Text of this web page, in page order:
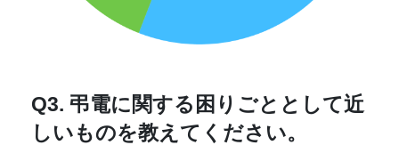
Q3. 弔電に関する困りごととして近
しいものを教えてください。